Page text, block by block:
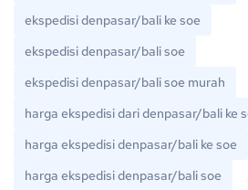
ekspedisi denpasar/bali ke soe
ekspedisi denpasar/bali soe
ekspedisi denpasar/bali soe murah
harga ekspedisi dari denpasar/bali ke
harga ekspedisi denpasar/bali ke soe
harga ekspedisi denpasar/bali soe